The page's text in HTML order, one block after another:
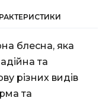
блесна, яка
та
різних видів
та